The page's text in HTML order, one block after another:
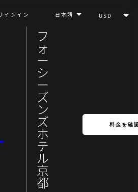
インイン
フ
ォ
ー
シ
ー
ズ
ン
ズ
ホ
テ
ル
京
都
料金を確